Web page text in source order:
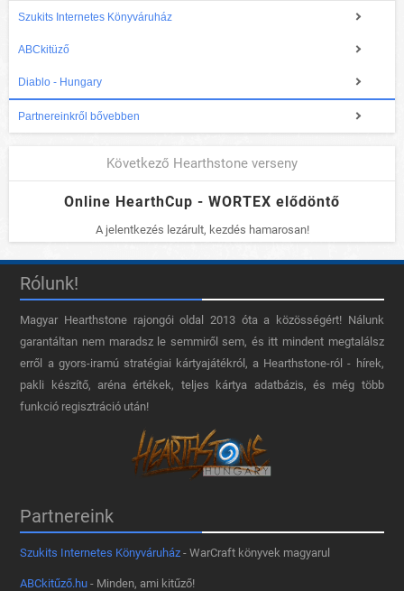
Szukits Internetes Könyváruház
ABCkitüző
Diablo - Hungary
Partnereinkről bővebben
Következő Hearthstone verseny
Online HearthCup - WORTEX elődöntő
A jelentkezés lezárult, kezdés hamarosan!
Rólunk!
Magyar Hearthstone​ rajongói oldal 2013 óta a közösségért! Nálunk
garantáltan nem maradsz le semmiről sem, és itt mindent megtalálsz
erről a gyors-iramú stratégiai kártyajátékról, a Hearthstone-ról - hírek,
pakli készítő, aréna értékek, teljes kártya adatbázis, és még több
funkció regisztráció után!
Partnereink
Szukits Internetes Könyváruház - WarCraft könyvek magyarul
ABCkitűző.hu - Minden, ami kitűző!